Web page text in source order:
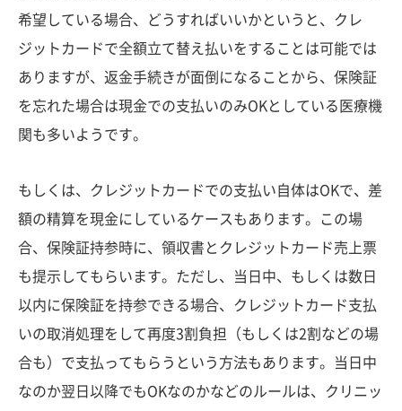
希望している場合、どうすればいいかというと、クレ
ジットカードで全額立て替え払いをすることは可能では
ありますが、返金手続きが面倒になることから、保険証
を忘れた場合は現金での支払いのみOKとしている医療機
関も多いようです。
もしくは、クレジットカードでの支払い自体はOKで、差
額の精算を現金にしているケースもあります。この場
合、保険証持参時に、領収書とクレジットカード売上票
も提示してもらいます。ただし、当日中、もしくは数日
以内に保険証を持参できる場合、クレジットカード支払
いの取消処理をして再度3割負担（もしくは2割などの場
合も）で支払ってもらうという方法もあります。当日中
なのか翌日以降でもOKなのかなどのルールは、クリニッ